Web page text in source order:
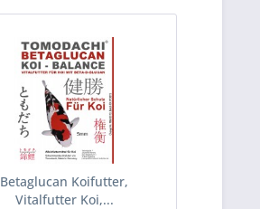
Betaglucan Koifutter,
Vitalfutter Koi,...